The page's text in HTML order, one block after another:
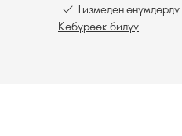
Тизмеден өнүмдөрдү
Көбүрөөк билүү